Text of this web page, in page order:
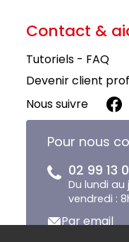
Contact &
Tutoriels - FAQ
Devenir client
Nous suivre
Pour nous
02 99 13
Du lundi au
vendredi :
Par email